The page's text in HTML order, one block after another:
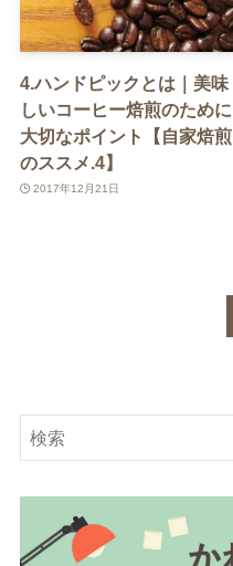
4.ハンドピックとは｜美味
しいコーヒー焙煎のために
大切なポイント【自家焙煎
のススメ.4】
2017年12月21日